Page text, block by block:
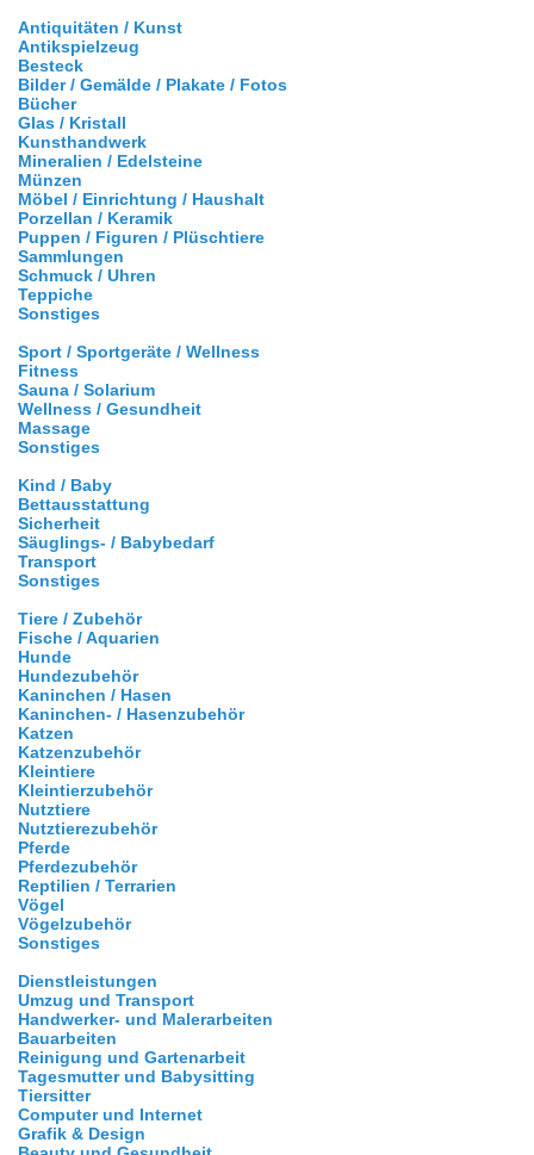
Antiquitäten / Kunst
Antikspielzeug
Besteck
Bilder / Gemälde / Plakate / Fotos
Bücher
Glas / Kristall
Kunsthandwerk
Mineralien / Edelsteine
Münzen
Möbel / Einrichtung / Haushalt
Porzellan / Keramik
Puppen / Figuren / Plüschtiere
Sammlungen
Schmuck / Uhren
Teppiche
Sonstiges
Sport / Sportgeräte / Wellness
Fitness
Sauna / Solarium
Wellness / Gesundheit
Massage
Sonstiges
Kind / Baby
Bettausstattung
Sicherheit
Säuglings- / Babybedarf
Transport
Sonstiges
Tiere / Zubehör
Fische / Aquarien
Hunde
Hundezubehör
Kaninchen / Hasen
Kaninchen- / Hasenzubehör
Katzen
Katzenzubehör
Kleintiere
Kleintierzubehör
Nutztiere
Nutztierezubehör
Pferde
Pferdezubehör
Reptilien / Terrarien
Vögel
Vögelzubehör
Sonstiges
Dienstleistungen
Umzug und Transport
Handwerker- und Malerarbeiten
Bauarbeiten
Reinigung und Gartenarbeit
Tagesmutter und Babysitting
Tiersitter
Computer und Internet
Grafik & Design